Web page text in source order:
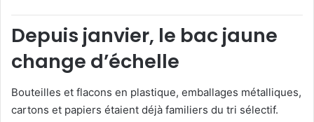
Depuis janvier, le bac jaune
change d’échelle
Bouteilles et flacons en plastique, emballages métalliques,
cartons et papiers étaient déjà familiers du tri sélectif.